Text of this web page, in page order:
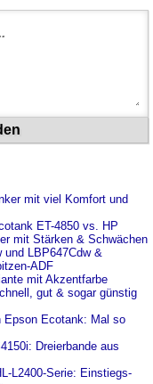
mit viel Komfort und
ET-4850 vs. HP
mit Stärken & Schwächen
und LBP647Cdw &
ADF
mit Akzentfarbe
gut & sogar günstig
Epson Ecotank: Mal so
Dreierbande aus
L2400-Serie: Einstiegs-